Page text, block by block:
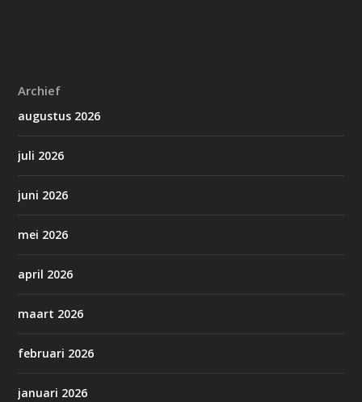
Archief
augustus 2026
juli 2026
juni 2026
mei 2026
april 2026
maart 2026
februari 2026
januari 2026